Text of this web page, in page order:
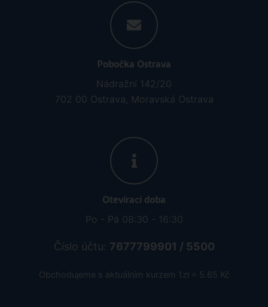
Pobočka Ostrava
Nádražní 142/20
702 00 Ostrava, Moravská Ostrava
Otevírací doba
Po - Pá 08:30 - 16:30
Číslo účtu: 7677799901 / 5500
Obchodujeme s aktuálním kurzem 1zł = 5.65 Kč